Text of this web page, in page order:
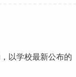
以学校最新公布的